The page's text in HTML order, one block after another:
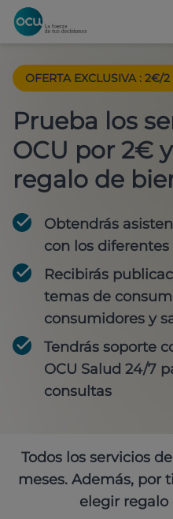
OFERTA EXCLUSIVA : 2€/2
Prueba los
OCU por 2€
regalo de
Obtendrás
con los
Recibirás
temas de
consumidores y
Tendrás soporte
OCU Salud 24/7
consultas
Todos los servicios
meses. Además, por
elegir